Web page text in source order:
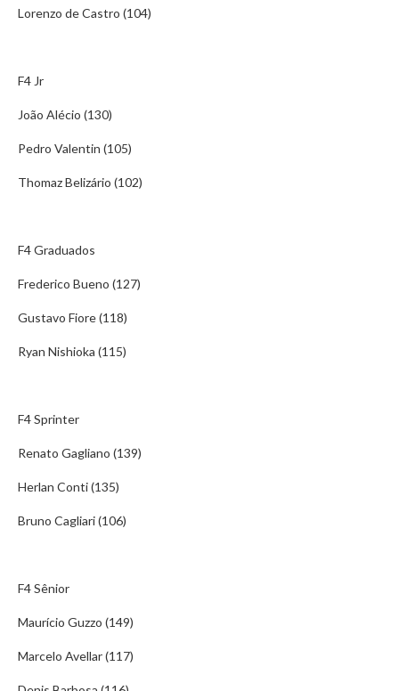
Lorenzo de Castro (104)
F4 Jr
João Alécio (130)
Pedro Valentin (105)
Thomaz Belizário (102)
F4 Graduados
Frederico Bueno (127)
Gustavo Fiore (118)
Ryan Nishioka (115)
F4 Sprinter
Renato Gagliano (139)
Herlan Conti (135)
Bruno Cagliari (106)
F4 Sênior
Maurício Guzzo (149)
Marcelo Avellar (117)